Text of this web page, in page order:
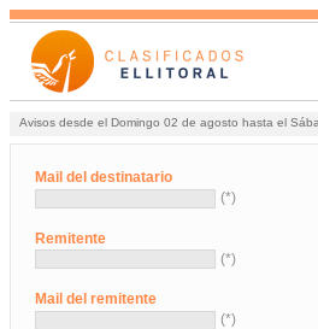
Avisos desde el Domingo 02 de agosto hasta el
Mail del destinatario
(*)
Remitente
(*)
Mail del remitente
(*)